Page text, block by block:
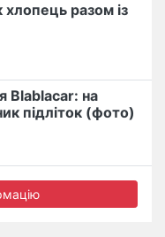
хлопець разом із
Blablacar: на
підліток (фото)